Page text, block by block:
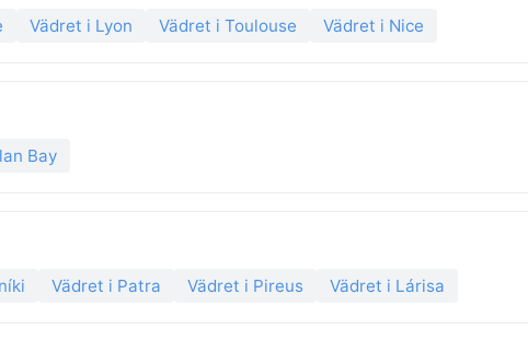
Vädret i Lyon Vädret i Toulouse Vädret i Nice
Bay
Vädret i Patra Vädret i Pireus Vädret i Lárisa